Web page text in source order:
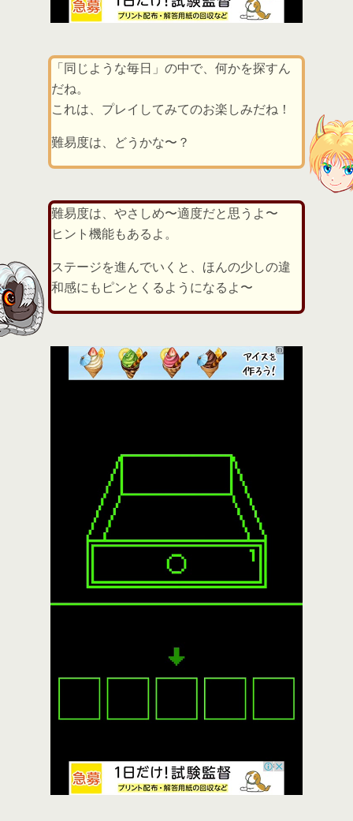
「同じような毎日」の中で、何かを探すん
だね。
これは、プレイしてみてのお楽しみだね！
難易度は、どうかな〜？
難易度は、やさしめ〜適度だと思うよ〜
ヒント機能もあるよ。
ステージを進んでいくと、ほんの少しの違
和感にもピンとくるようになるよ〜